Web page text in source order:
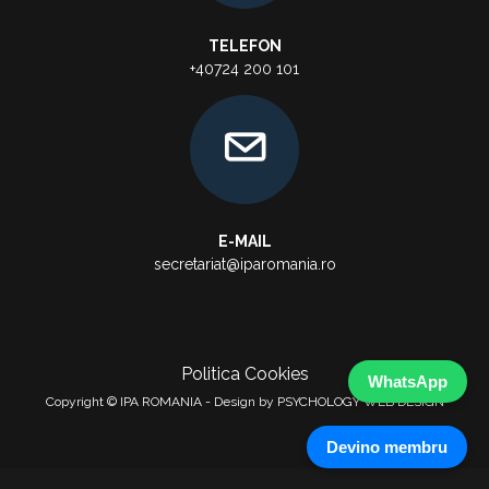
TELEFON
+40724 200 101
E-MAIL
secretariat@iparomania.ro
Politica Cookies
Copyright © IPA ROMANIA - Design by PSYCHOLOGY WEB DESIGN
WhatsApp
Devino membru